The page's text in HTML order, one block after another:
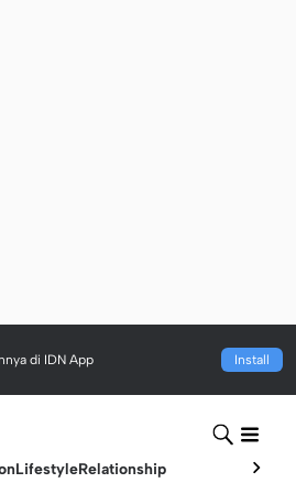
di IDN App Install
LifestyleRelationship